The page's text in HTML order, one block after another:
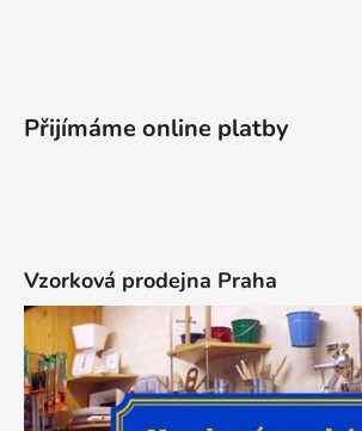
Přijímáme online platby
Vzorková prodejna Praha